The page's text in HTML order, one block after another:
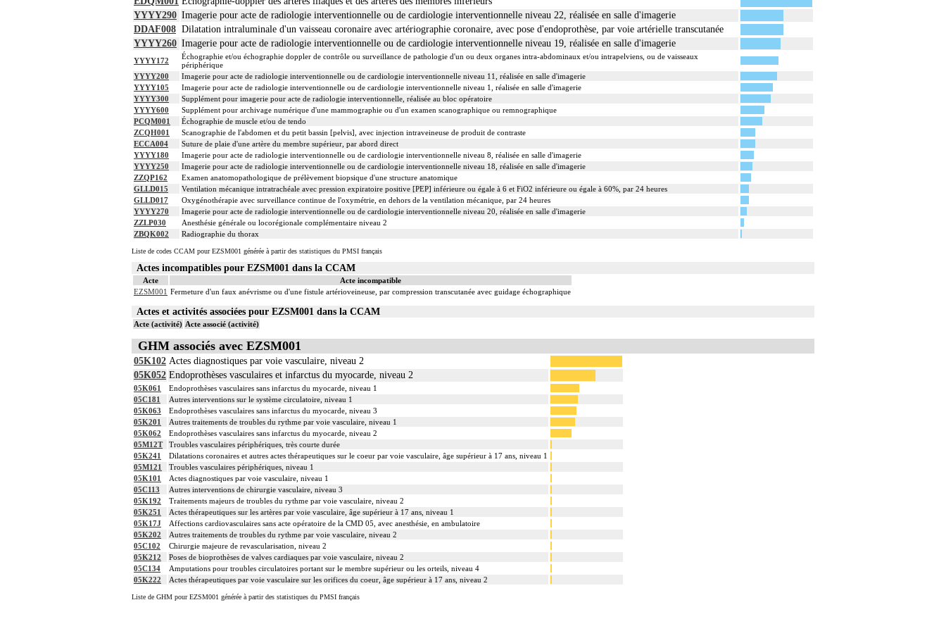
YYYY290 Imagerie pour acte de radiologie interventionnelle ou de cardiologie interventionnelle niveau 22, réalisée en salle d'imagerie
DDAF008 Dilatation intraluminale d'un vaisseau coronaire avec artériographie coronaire, avec pose d'endoprothèse, par voie artérielle transcutanée
YYYY260 Imagerie pour acte de radiologie interventionnelle ou de cardiologie interventionnelle niveau 19, réalisée en salle d'imagerie
YYYY172
Échographie et/ou échographie doppler de contrôle ou surveillance de pathologie d'un ou deux organes intra-abdominaux et/ou intrapelviens, ou de vaisseaux
périphérique
YYYY200
Imagerie pour acte de radiologie interventionnelle ou de cardiologie interventionnelle niveau 11, réalisée en salle d'imagerie
YYYY105
Imagerie pour acte de radiologie interventionnelle ou de cardiologie interventionnelle niveau 1, réalisée en salle d'imagerie
YYYY300
Supplément pour imagerie pour acte de radiologie interventionnelle, réalisée au bloc opératoire
YYYY600
Supplément pour archivage numérique d'une mammographie ou d'un examen scanographique ou remnographique
PCQM001
Échographie de muscle et/ou de tendo
ZCQH001
Scanographie de l'abdomen et du petit bassin [pelvis], avec injection intraveineuse de produit de contraste
ECCA004
Suture de plaie d'une artère du membre supérieur, par abord direct
YYYY180
Imagerie pour acte de radiologie interventionnelle ou de cardiologie interventionnelle niveau 8, réalisée en salle d'imagerie
YYYY250
Imagerie pour acte de radiologie interventionnelle ou de cardiologie interventionnelle niveau 18, réalisée en salle d'imagerie
ZZQP162
Examen anatomopathologique de prélèvement biopsique d'une structure anatomique
GLLD015
Ventilation mécanique intratrachéale avec pression expiratoire positive [PEP] inférieure ou égale à 6 et FiO2 inférieure ou égale à 60%, par 24 heures
GLLD017
Oxygénothérapie avec surveillance continue de l'oxymétrie, en dehors de la ventilation mécanique, par 24 heures
YYYY270
Imagerie pour acte de radiologie interventionnelle ou de cardiologie interventionnelle niveau 20, réalisée en salle d'imagerie
ZZLP030
Anesthésie générale ou locorégionale complémentaire niveau 2
ZBQK002
Radiographie du thorax
Liste de codes CCAM pour EZSM001 générée à partir des statistiques du PMSI français
Actes incompatibles pour EZSM001 dans la CCAM
Acte
Acte incompatible
EZSM001 Fermeture d'un faux anévrisme ou d'une fistule artérioveineuse, par compression transcutanée avec guidage échographique
Actes et activités associées pour EZSM001 dans la CCAM
Acte (activité) Acte associé (activité)
GHM associés avec EZSM001
05K102 Actes diagnostiques par voie vasculaire, niveau 2
05K052 Endoprothèses vasculaires et infarctus du myocarde, niveau 2
05K061
Endoprothèses vasculaires sans infarctus du myocarde, niveau 1
05C181
Autres interventions sur le système circulatoire, niveau 1
05K063
Endoprothèses vasculaires sans infarctus du myocarde, niveau 3
05K201
Autres traitements de troubles du rythme par voie vasculaire, niveau 1
05K062
Endoprothèses vasculaires sans infarctus du myocarde, niveau 2
05M12T
Troubles vasculaires périphériques, très courte durée
05K241
Dilatations coronaires et autres actes thérapeutiques sur le coeur par voie vasculaire, âge supérieur à 17 ans, niveau 1
05M121
Troubles vasculaires périphériques, niveau 1
05K101
Actes diagnostiques par voie vasculaire, niveau 1
05C113
Autres interventions de chirurgie vasculaire, niveau 3
05K192
Traitements majeurs de troubles du rythme par voie vasculaire, niveau 2
05K251
Actes thérapeutiques sur les artères par voie vasculaire, âge supérieur à 17 ans, niveau 1
05K17J
Affections cardiovasculaires sans acte opératoire de la CMD 05, avec anesthésie, en ambulatoire
05K202
Autres traitements de troubles du rythme par voie vasculaire, niveau 2
05C102
Chirurgie majeure de revascularisation, niveau 2
05K212
Poses de bioprothèses de valves cardiaques par voie vasculaire, niveau 2
05C134
Amputations pour troubles circulatoires portant sur le membre supérieur ou les orteils, niveau 4
05K222
Actes thérapeutiques par voie vasculaire sur les orifices du coeur, âge supérieur à 17 ans, niveau 2
Liste de GHM pour EZSM001 générée à partir des statistiques du PMSI français